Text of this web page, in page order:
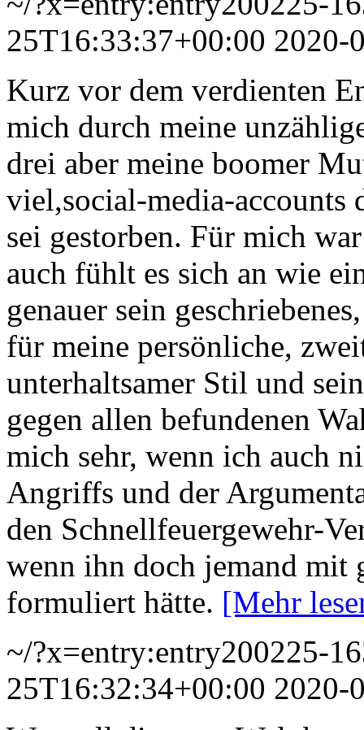
25T16:33:37+00:00 2020-
Kurz vor dem verdienten
mich durch meine
drei aber meine boomer
viel,social-media-accounts
sei gestorben. Für mich
auch fühlt es sich an wie
genauer sein
für meine persönliche,
unterhaltsamer Stil und
gegen allen befundenen
mich sehr, wenn ich auch
Angriffs und der
den Schnellfeuergewehr-
wenn ihn doch jemand mit
formuliert hätte. [Mehr
~/?x=entry:entry200225-
25T16:32:34+00:00 2020-